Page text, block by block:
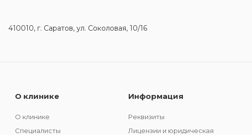
410010, г. Саратов, ул. Соколовая, 10/16
О клинике
О клинике
Специалисты
Информация
Реквизиты
Лицензии и юридическая